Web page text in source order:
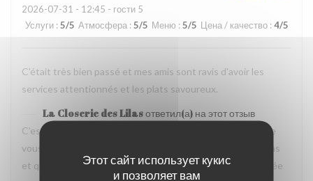
Этот сайт использует кукис
и позволяет вам
2026-07-31 - 12:45 - гости 5
Услуги : 5/5 Атмосфера : 5/5 Меню :5/5 Цена / качество : 4/5
C'était très bien passé et mes amis sont ravis d'avoir les
services attentionnés et les plats savoureux.
La Closerie des Lilasответил(а) на этот отзыв
C’est un plaisir de lire votre retour. Nous sommes ravis que
vous ayez passé un agréable moment à La Closerie des Lilas
et que vos amis aient également apprécié l’attention portée